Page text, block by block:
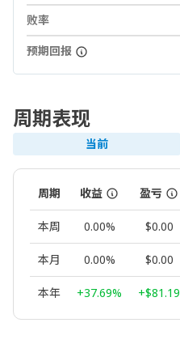
败率
预期回报
周期表现
当前
周期 收益 盈亏
本周 0.00% $0.00
本月 0.00% $0.00
本年 +37.69% +$81.19